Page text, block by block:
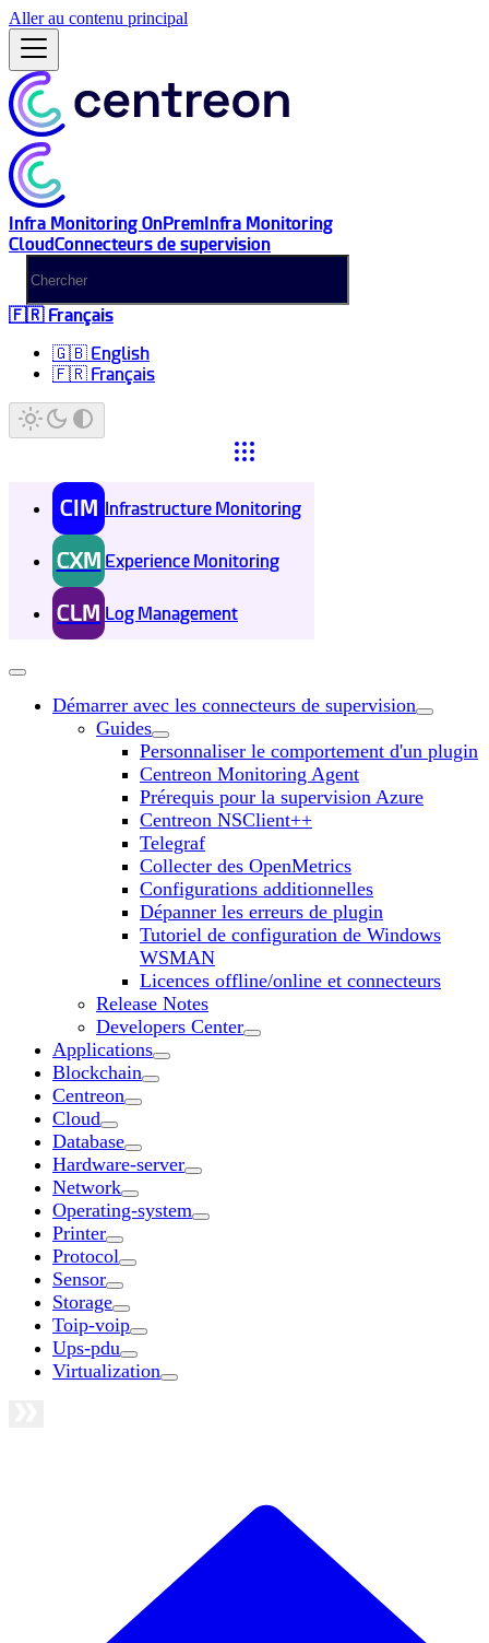
Aller au contenu principal
Infra Monitoring OnPremInfra Monitoring
CloudConnecteurs de supervision
🇫🇷 Français
🇬🇧 English
🇫🇷 Français
CIM Infrastructure Monitoring
CXM Experience Monitoring
CLM Log Management
Démarrer avec les connecteurs de supervision
Guides
Personnaliser le comportement d'un plugin
Centreon Monitoring Agent
Prérequis pour la supervision Azure
Centreon NSClient++
Telegraf
Collecter des OpenMetrics
Configurations additionnelles
Dépanner les erreurs de plugin
Tutoriel de configuration de Windows
WSMAN
Licences offline/online et connecteurs
Release Notes
Developers Center
Applications
Blockchain
Centreon
Cloud
Database
Hardware-server
Network
Operating-system
Printer
Protocol
Sensor
Storage
Toip-voip
Ups-pdu
Virtualization